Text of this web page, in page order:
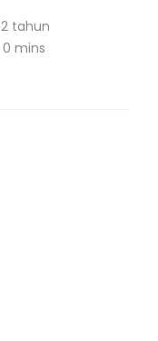
2 tahun
0 mins